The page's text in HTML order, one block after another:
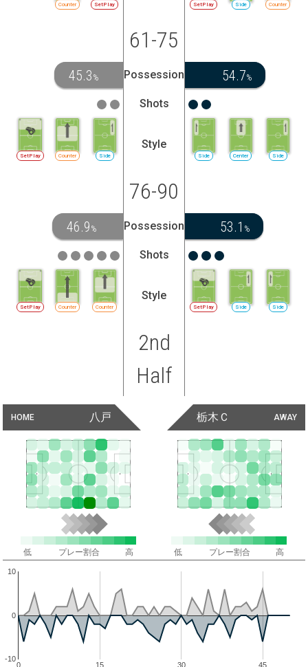
SetPlay
Counter SetPlay Side Counter
61-75
45.3 % Possession 54.7%
Shots
Side
Counter
SetPlay
Style
Side Center Side
76-90
46.9 % Possession 53.1 %
Shots
Counter
Counter
SetPlay
Style
SetPlay Side Side
2nd
Half
HOME 八戸 AWAY
栃木Ｃ
低 プレー割合 高 低 プレー割合 高
0 15 30 45
-10
0
10